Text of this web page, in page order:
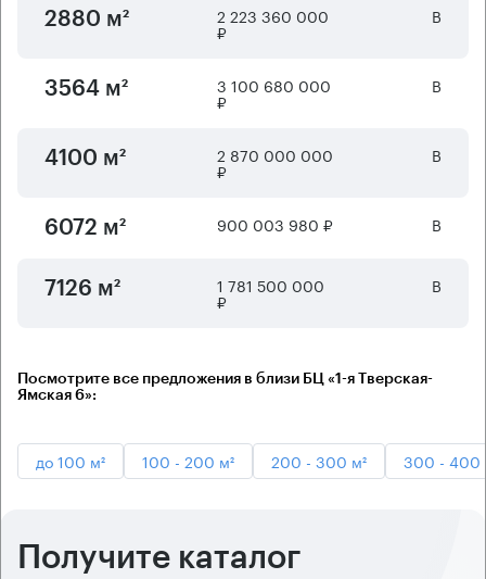
2880 м² 2 223 360 000
₽
B
3564 м² 3 100 680 000
₽
B
4100 м² 2 870 000 000
₽
B
6072 м² 900 003 980 ₽ B
7126 м² 1 781 500 000
₽
B
Посмотрите все предложения в близи БЦ «1-я Тверская-
Ямская 6»:
до 100 м² 100 - 200 м² 200 - 300 м² 300 - 400
Получите каталог